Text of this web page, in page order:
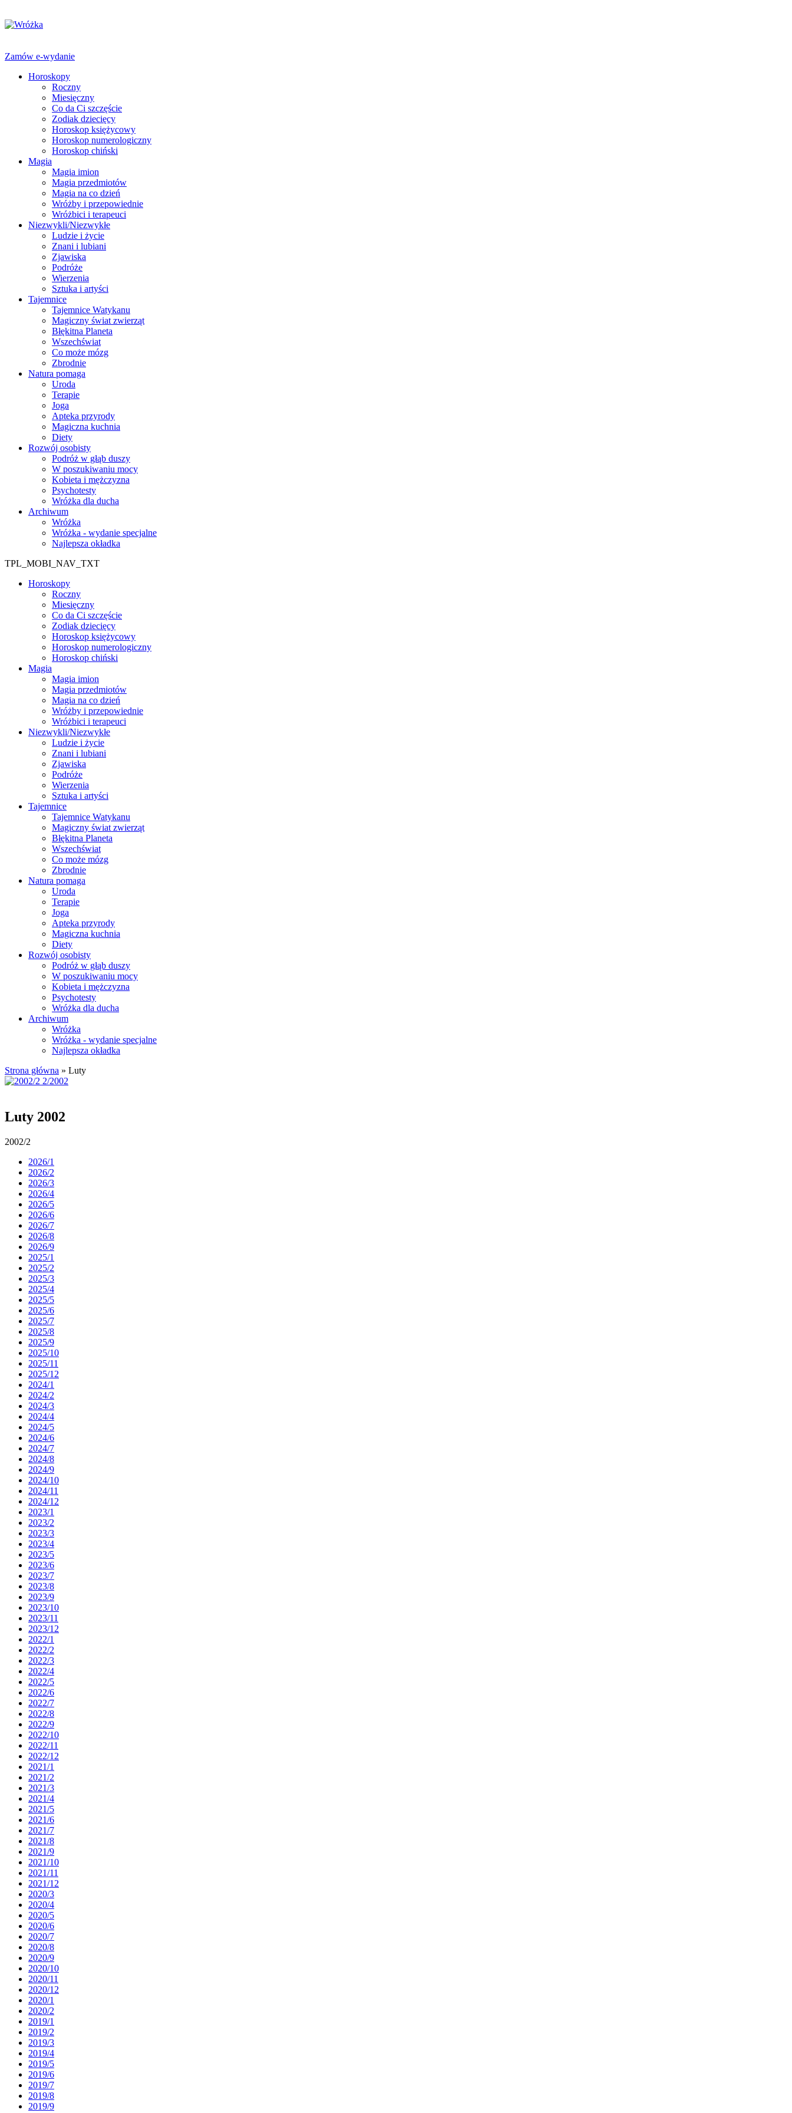
Zamów e-wydanie
Horoskopy
Roczny
Miesięczny
Co da Ci szczęście
Zodiak dziecięcy
Horoskop księżycowy
Horoskop numerologiczny
Horoskop chiński
Magia
Magia imion
Magia przedmiotów
Magia na co dzień
Wróżby i przepowiednie
Wróżbici i terapeuci
Niezwykli/Niezwykłe
Ludzie i życie
Znani i lubiani
Zjawiska
Podróże
Wierzenia
Sztuka i artyści
Tajemnice
Tajemnice Watykanu
Magiczny świat zwierząt
Błękitna Planeta
Wszechświat
Co może mózg
Zbrodnie
Natura pomaga
Uroda
Terapie
Joga
Apteka przyrody
Magiczna kuchnia
Diety
Rozwój osobisty
Podróż w głąb duszy
W poszukiwaniu mocy
Kobieta i mężczyzna
Psychotesty
Wróżka dla ducha
Archiwum
Wróżka
Wróżka - wydanie specjalne
Najlepsza okładka
TPL_MOBI_NAV_TXT
Horoskopy
Roczny
Miesięczny
Co da Ci szczęście
Zodiak dziecięcy
Horoskop księżycowy
Horoskop numerologiczny
Horoskop chiński
Magia
Magia imion
Magia przedmiotów
Magia na co dzień
Wróżby i przepowiednie
Wróżbici i terapeuci
Niezwykli/Niezwykłe
Ludzie i życie
Znani i lubiani
Zjawiska
Podróże
Wierzenia
Sztuka i artyści
Tajemnice
Tajemnice Watykanu
Magiczny świat zwierząt
Błękitna Planeta
Wszechświat
Co może mózg
Zbrodnie
Natura pomaga
Uroda
Terapie
Joga
Apteka przyrody
Magiczna kuchnia
Diety
Rozwój osobisty
Podróż w głąb duszy
W poszukiwaniu mocy
Kobieta i mężczyzna
Psychotesty
Wróżka dla ducha
Archiwum
Wróżka
Wróżka - wydanie specjalne
Najlepsza okładka
Strona główna » Luty
Luty 2002
2002/2
2026/1
2026/2
2026/3
2026/4
2026/5
2026/6
2026/7
2026/8
2026/9
2025/1
2025/2
2025/3
2025/4
2025/5
2025/6
2025/7
2025/8
2025/9
2025/10
2025/11
2025/12
2024/1
2024/2
2024/3
2024/4
2024/5
2024/6
2024/7
2024/8
2024/9
2024/10
2024/11
2024/12
2023/1
2023/2
2023/3
2023/4
2023/5
2023/6
2023/7
2023/8
2023/9
2023/10
2023/11
2023/12
2022/1
2022/2
2022/3
2022/4
2022/5
2022/6
2022/7
2022/8
2022/9
2022/10
2022/11
2022/12
2021/1
2021/2
2021/3
2021/4
2021/5
2021/6
2021/7
2021/8
2021/9
2021/10
2021/11
2021/12
2020/3
2020/4
2020/5
2020/6
2020/7
2020/8
2020/9
2020/10
2020/11
2020/12
2020/1
2020/2
2019/1
2019/2
2019/3
2019/4
2019/5
2019/6
2019/7
2019/8
2019/9